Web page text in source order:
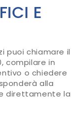
E
puoi chiamare il
compilare in
o chiedere
alla
direttamente la